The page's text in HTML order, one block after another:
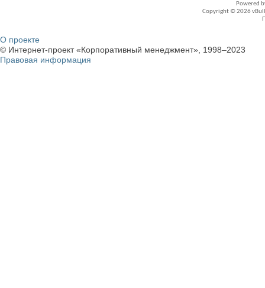
Powered
Copyright © 2026
О проекте
© Интернет-проект «Корпоративный менеджмент», 1998–2023
Правовая информация